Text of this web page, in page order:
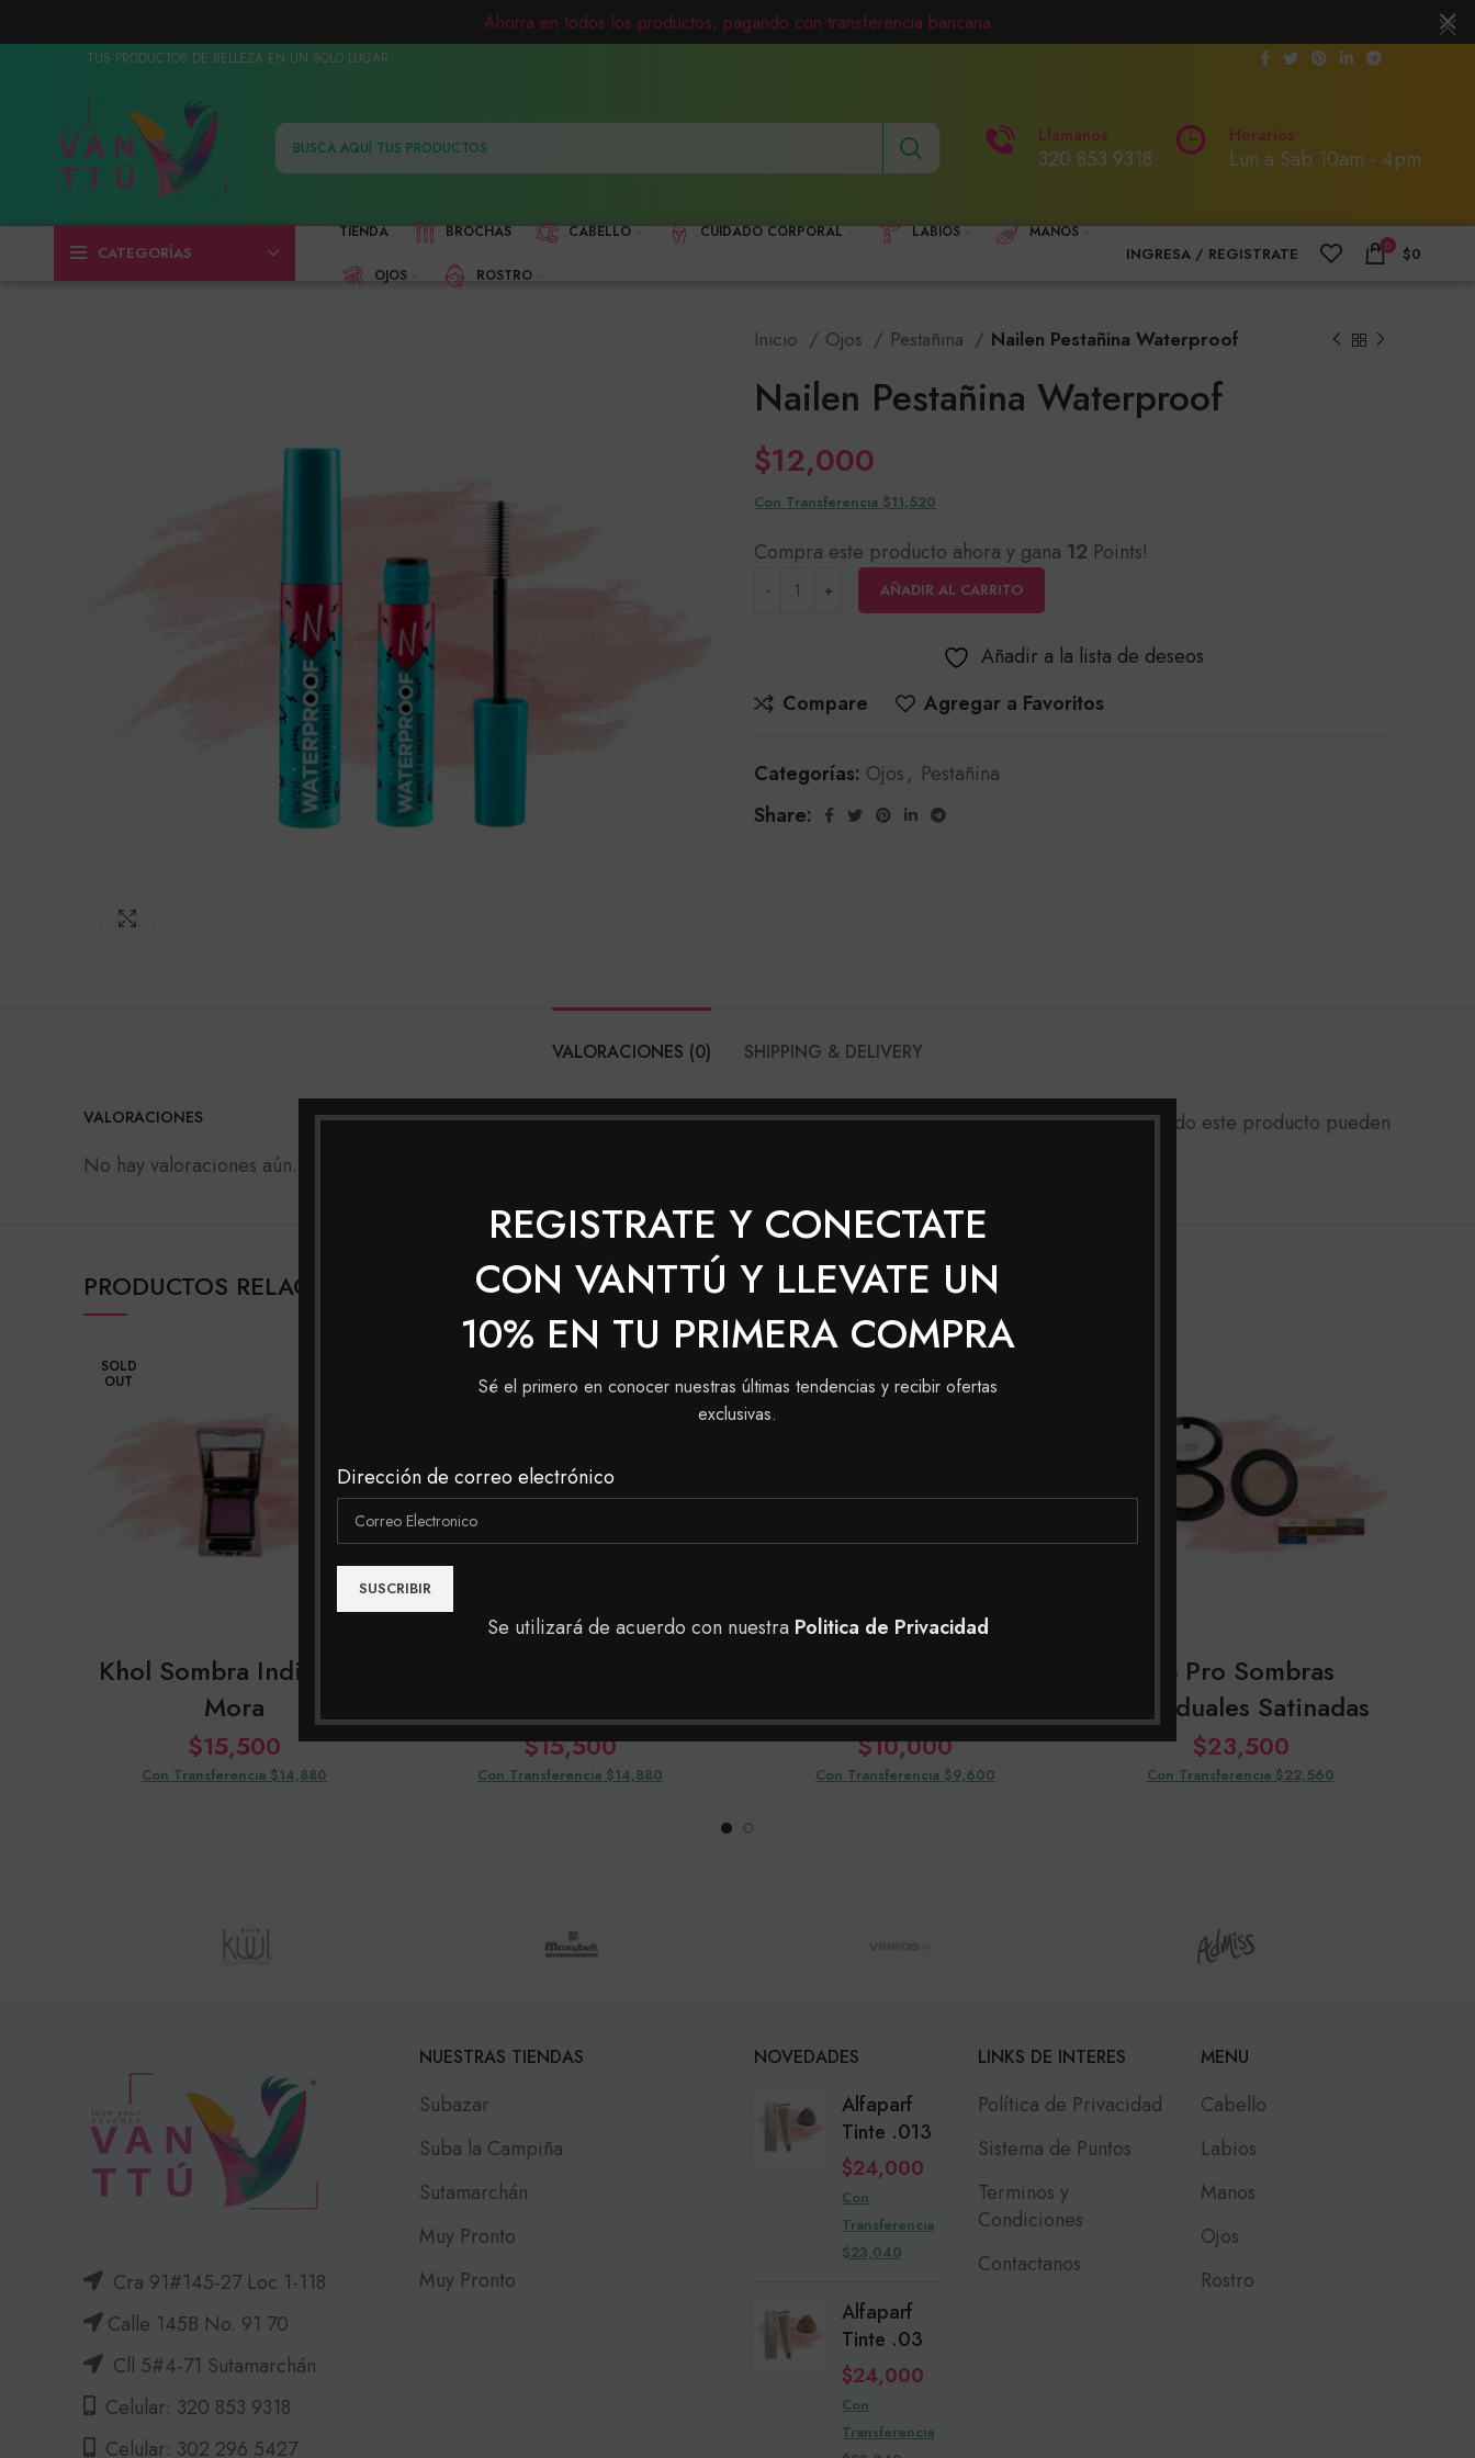
REGISTRATE Y CONECTATE
CON VANTTÚ Y LLEVATE UN
10% EN TU PRIMERA COMPRA
Sé el primero en conocer nuestras últimas tendencias y recibir ofertas
exclusivas.
Dirección de correo electrónico
Se utilizará de acuerdo con nuestra Politica de Privacidad
TUS PRODUCTOS DE BELLEZA EN UN SOLO LUGAR
Llamanos
320 853 9318
Horarios
Lun a Sab 10am - 4pm
CATEGORÍAS
TIENDA BROCHAS CABELLO CUIDADO CORPORAL LABIOS MANOS
OJOS ROSTRO
INGRESA / REGISTRATE 0 $0
Inicio Ojos Pestañina Nailen Pestañina Waterproof
Nailen Pestañina Waterproof
$12,000
Con Transferencia $11,520
Compra este producto ahora y gana 12 Points!
AÑADIR AL CARRITO
Añadir a la lista de deseos
Compare
Agregar a Favoritos
Categorías: Ojos, Pestañina
Share:
VALORACIONES (0) SHIPPING & DELIVERY
VALORACIONES
No hay valoraciones aún.
Solo los usuarios registrados que hayan comprado este producto pueden
PRODUCTOS RELACIONADOS
SOLD
OUT
Khol Sombra Individual
Mora
$15,500
Con Transferencia $14,880
$15,500
Con Transferencia $14,880
$10,000
Con Transferencia $9,600
Sp Pro Sombras
Individuales Satinadas
$23,500
Con Transferencia $22,560
Cra 91#145-27 Loc 1-118
Calle 145B No. 91 70
Cll 5#4-71 Sutamarchán
Celular: 320 853 9318
Celular: 302 296 5427
NUESTRAS TIENDAS
Subazar
Suba la Campiña
Sutamarchán
Muy Pronto
Muy Pronto
NOVEDADES
Alfaparf
Tinte .013
$24,000
Con
Transferencia
$23,040
Alfaparf
Tinte .03
$24,000
Con
Transferencia
LINKS DE INTERES
Política de Privacidad
Sistema de Puntos
Terminos y
Condiciones
Contactanos
MENU
Cabello
Labios
Manos
Ojos
Rostro
Ahorra en todos los productos, pagando con transferencia bancaria